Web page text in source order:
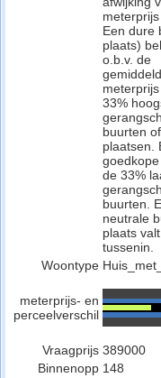
meterprijs
Een dure
plaats)
o.b.v. de
33%
buurten of
plaatsen.
de 33%
buurten.
neutrale
plaats
tussenin.
Woontype
meterprijs- en
perceelverschil
Vraagprijs 389000
Binnenopp 148